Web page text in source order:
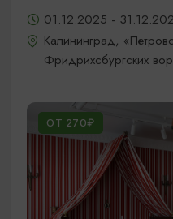
01.12.2025 -
Калининград,
Фридрихсбургских
ОТ 270₽